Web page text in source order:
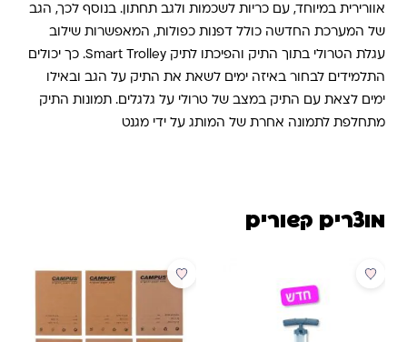
אוורירית במיוחד, עם כריות לשכמות ולגב תחתון. בנוסף לכך, הגב
של המערכת החדשה כולל דפנות כפולות, המאפשרות שילוב
עגלת הטרולי בתוך התיק והפיכתו לתיק Smart Trolley. כך יכולים
התלמידים לבחור באיזה ימים לשאת את התיק על הגב ובאילו
ימים לצאת עם התיק במצב של טרולי על גלגלים. תמונות התיק
מתחלפת לתמונה אחרת של המותג על ידי מגנט
מוצרים קשורים
מבצע מבצע